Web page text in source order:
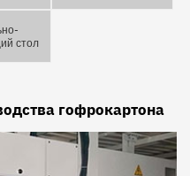
стол
гофрокартона